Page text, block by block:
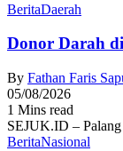
BeritaDaerah
Donor Darah
By Fathan Faris
05/08/2026
1 Mins read
SEJUK.ID –
BeritaNasional